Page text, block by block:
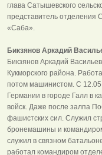
глава Сатышевского
представитель
«Саба».
Бикзянов Аркадий
Бикзянов Аркадий
Кукморского района.
потом машинистом. С
Германии в городе Галл в
войск. Даже после залпа
фашистских сил. Служил
бронемашины и
служил в связном
работал командиром